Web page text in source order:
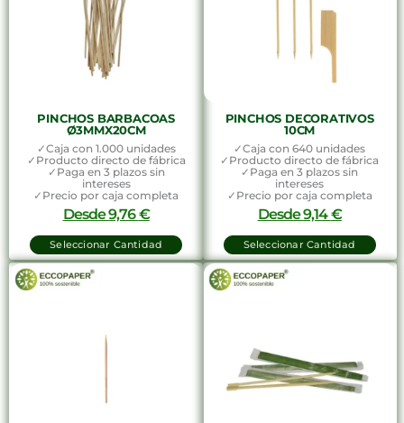
PINCHOS BARBACOAS
Ø3MMX20CM
✓Caja con 1.000 unidades
✓Producto directo de fábrica
✓Paga en 3 plazos sin
intereses
✓Precio por caja completa
Desde9,76€
Seleccionar Cantidad
PINCHOS DECORATIVOS
10CM
✓Caja con 640 unidades
✓Producto directo de fábrica
✓Paga en 3 plazos sin
intereses
✓Precio por caja completa
Desde9,14€
Seleccionar Cantidad